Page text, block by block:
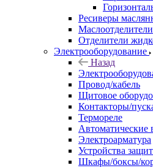
Ресиверы
Маслоотделители
Отделители
Электрооборудование
Назад
Провод/кабель
Щитовое
Контакторы/
Термореле
Автоматические
Электроарматура
Устройства
Шкафы/боксы/